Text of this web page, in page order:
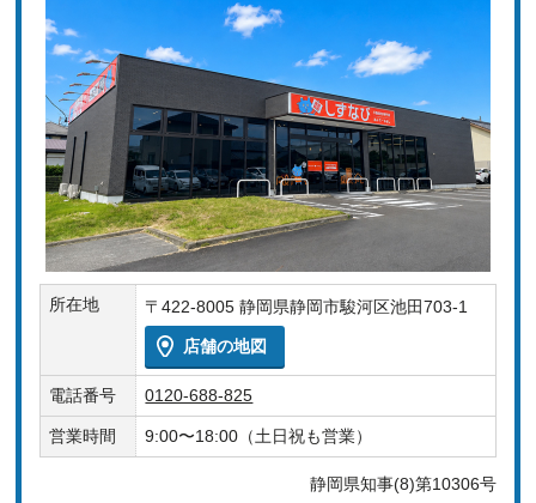
所在地 〒422-8005 静岡県静岡市駿河区池田703-1
店舗の地図
電話番号 0120-688-825
営業時間 9:00〜18:00（土日祝も営業）
静岡県知事(8)第10306号